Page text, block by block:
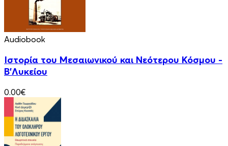
Audiobook
Ιστορία του Μεσαιωνικού και Νεότερου Κόσμου -
Β'Λυκείου
0.00€